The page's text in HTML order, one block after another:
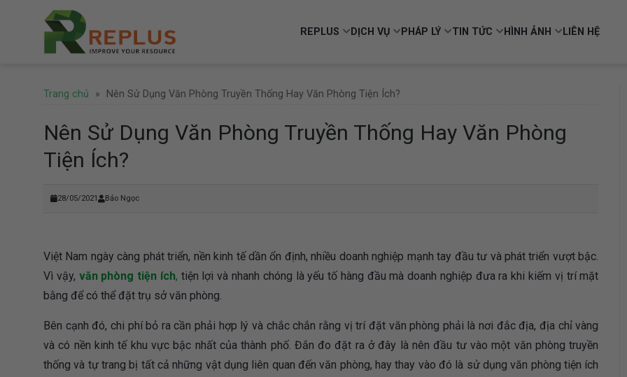
REPLUS DỊCH VỤ PHÁP LÝ TIN TỨC HÌNH ẢNH LIÊN HỆ
Trang chủ » Nên Sử Dụng Văn Phòng Truyền Thống Hay Văn Phòng Tiện Ích?
Nên Sử Dụng Văn Phòng Truyền Thống Hay Văn Phòng
Tiện Ích?
28/05/2021 Bảo Ngọc
Việt Nam ngày càng phát triển, nền kinh tế dần ổn định, nhiều doanh nghiệp mạnh tay đầu tư và phát triển vượt bậc.
Vì vậy, văn phòng tiện ích, tiện lợi và nhanh chóng là yếu tố hàng đầu mà doanh nghiệp đưa ra khi kiếm vị trí mặt
bằng để có thể đặt trụ sở văn phòng.
Bên cạnh đó, chi phí bỏ ra cần phải hợp lý và chắc chắn rằng vị trí đặt văn phòng phải là nơi đắc địa, địa chỉ vàng
và có nền kinh tế khu vực bậc nhất của thành phố. Đắn đo đặt ra ở đây là nên đầu tư vào một văn phòng truyền
thống và tự trang bị tất cả những vật dụng liên quan đến văn phòng, hay thay vào đó là sử dụng văn phòng tiện ích